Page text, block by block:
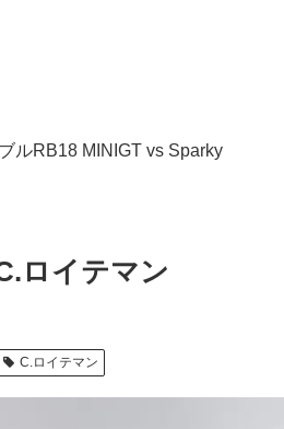
ルRB18 MINIGT vs Sparky
ロイテマン
C.ロイテマン